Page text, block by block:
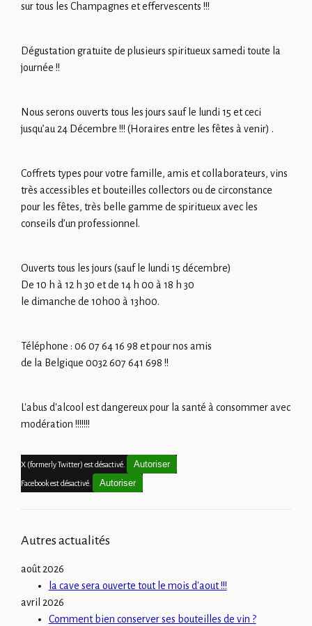
sur tous les Champagnes et effervescents !!!
Dégustation gratuite de plusieurs spiritueux samedi toute la
journée !!
Nous serons ouverts tous les jours sauf le lundi 15 et ceci
jusqu’au 24 Décembre !!! (Horaires entre les fêtes à venir) .
Coffrets types pour votre famille, amis et collaborateurs, vins
très accessibles et bouteilles collectors ou de circonstance
pour les fêtes, très belle gamme de spiritueux avec les
conseils d’un professionnel.
Ouverts tous les jours (sauf le lundi 15 décembre)
De 10 h à 12 h 30 et de 14 h 00 à 18 h 30
le dimanche de 10h00 à 13h00.
Téléphone : 06 07 64 16 98 et pour nos amis
de la Belgique 0032 607 641 698 !!
L'abus d'alcool est dangereux pour la santé à consommer avec
modération !!!!!!!
X (formerly Twitter) est désactivé. Autoriser
Facebook est désactivé. Autoriser
Autres actualités
août 2026
la cave sera ouverte tout le mois d'aout !!!
avril 2026
Comment bien conserver ses bouteilles de vin ?